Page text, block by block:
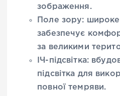
зображення.
Поле зору:
забезпечує
за великими
ІЧ-підсвітка:
підсвітка для
повної темряви.